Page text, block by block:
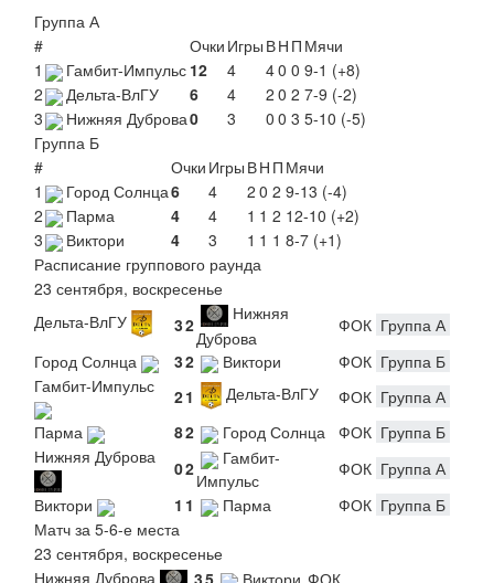
Группа А
#
Очки Игры ВН П Мячи
1
Гамбит-Импульс 12 4 40 0 9-1 (+8)
2
Дельта-ВлГУ 6 4 2 0 2 7-9 (-2)
3
Нижняя Дуброва0 3 0 0 3 5-10 (-5)
Группа Б
#
Очки Игры ВН П Мячи
1
Город Солнца6 4 2 0 2 9-13 (-4)
2
Парма 4 4 1 1 2 12-10 (+2)
3
Виктори 4 3 1 1 1 8-7 (+1)
Расписание группового раунда
23 сентября, воскресенье
Дельта-ВлГУ
32
Нижняя
Дуброва
ФОК Группа А
Город Солнца
32 Виктори ФОК Группа Б
Гамбит-Импульс
21 Дельта-ВлГУ ФОК Группа А
Парма
82 Город Солнца ФОК Группа Б
Нижняя Дуброва
02
Гамбит-
Импульс
ФОК Группа А
Виктори
1 1 Парма ФОК Группа Б
Матч за 5-6-е места
23 сентября, воскресенье
Нижняя Дуброва